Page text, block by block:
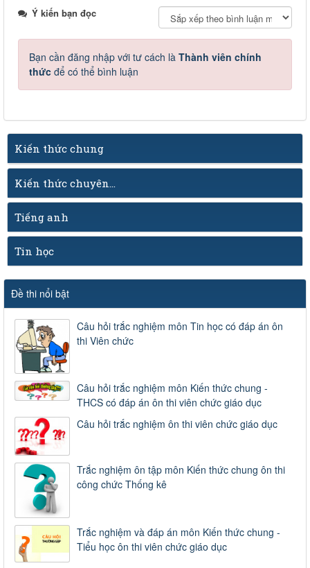
Ý kiến bạn đọc
Bạn cần đăng nhập với tư cách là Thành viên chính
thức để có thể bình luận
Kiến thức chung
Kiến thức chuyên...
Tiếng anh
Tin học
Đề thi nổi bật
Câu hỏi trắc nghiệm môn Tin học có đáp án ôn
thi Viên chức
Câu hỏi trắc nghiệm môn Kiến thức chung -
THCS có đáp án ôn thi viên chức giáo dục
Câu hỏi trắc nghiệm ôn thi viên chức giáo dục
Trắc nghiệm ôn tập môn Kiến thức chung ôn thi
công chức Thống kê
Trắc nghiệm và đáp án môn Kiến thức chung -
Tiểu học ôn thi viên chức giáo dục